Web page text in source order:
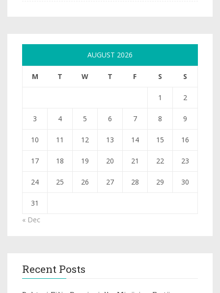
AUGUST 2026
M T W T F S S
1 2
3 4 5 6 7 8 9
10 11 12 13 14 15 16
17 18 19 20 21 22 23
24 25 26 27 28 29 30
31
« Dec
Recent Posts